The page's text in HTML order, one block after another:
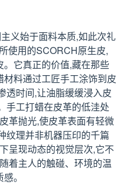
义始于面料本质,如此次礼
使用的SCORCH原生皮,
它真正的价值,藏在那些
料通过工匠手工涂饰到皮
透时间,让油脂缓缓浸入皮
手工打蜡在皮革的低洼处
革抛光,使皮革表面有轻微
纹理并非机器压印的千篇
呈现动态的视觉层次,它不
着主人的触碰、环境的温
。